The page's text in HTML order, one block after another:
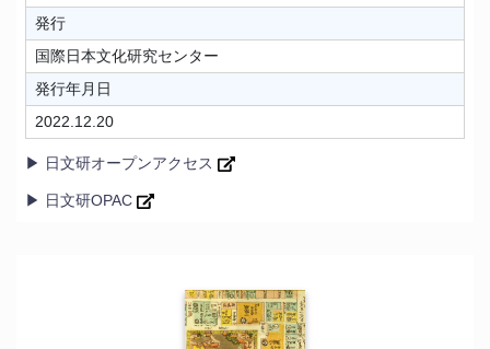
発行
国際日本文化研究センター
発行年月日
2022.12.20
▶ 日文研オープンアクセス
▶ 日文研OPAC